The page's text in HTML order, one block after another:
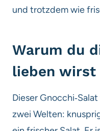
und trotzdem wie
Warum du
lieben wirst
Dieser
zwei Welten: